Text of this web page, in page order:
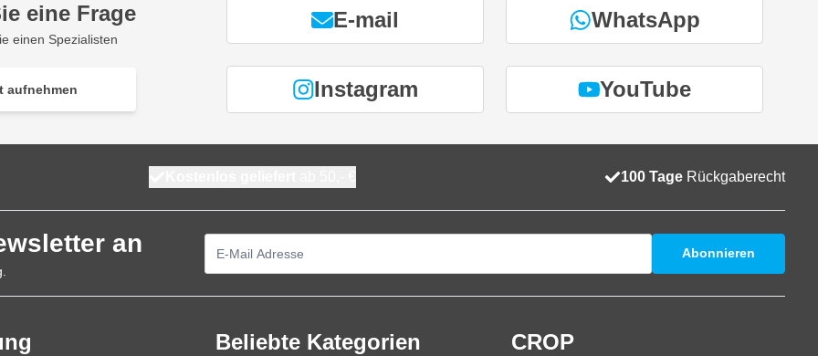
eine Frage
einen Spezialisten
aufnehmen
E-mail WhatsApp
Instagram YouTube
100 Tage Rückgaberecht
an Abonnieren
Beliebte Kategorien CROP